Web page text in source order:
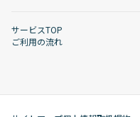
サービスTOP
ご利用の流れ